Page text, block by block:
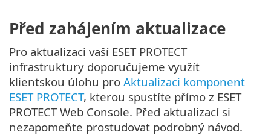
Před zahájením aktualizace
Pro aktualizaci vaší ESET PROTECT
infrastruktury doporučujeme využít
klientskou úlohu pro Aktualizaci komponent
ESET PROTECT, kterou spustíte přímo z ESET
PROTECT Web Console. Před aktualizací si
nezapomeňte prostudovat podrobný návod.